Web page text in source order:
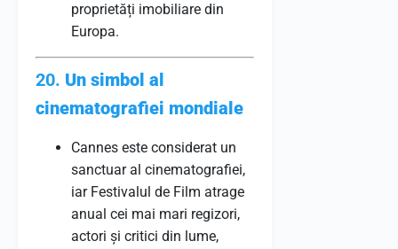
proprietăți imobiliare din
Europa.
20. Un simbol al
cinematografiei mondiale
Cannes este considerat un
sanctuar al cinematografiei,
iar Festivalul de Film atrage
anual cei mai mari regizori,
actori și critici din lume,